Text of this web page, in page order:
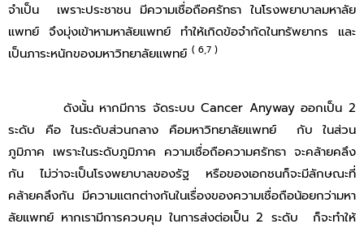
จำเป็น เพราะประชาชน มีความเชื่อถือศรัทธา ในโรงพยาบาลมหาลัย
แพทย์ จึงมุ่งเข้าหามหาลัยแพทย์ ทําให้เกิดข้อจํากัดในทรัพยากร และ
เป็นภาระหนักของมหาวิทยาลัยแพทย์ ( 6,7 )
ดังนั้น หากมีการ จัดระบบ Cancer Anyway ออกเป็น 2
ระดับ คือ ในระดับส่วนกลาง คือมหาวิทยาลัยแพทย์ กับ ในส่วน
ภูมิภาค เพราะในระดับภูมิภาค ความเชื่อถือความศรัทธา จะคล้ายคลึง
กัน ไม่ว่าจะเป็นโรงพยาบาลของรัฐ หรือของเอกชนก็จะมีลักษณะที่
คล้ายคลึงกัน มีความแตกต่างกันในเรื่องของความเชื่อถือน้อยกว่ามหา
ลัยแพทย์ หากเรามีการควบคุม ในการส่งต่อเป็น 2 ระดับ ก็จะทําให้